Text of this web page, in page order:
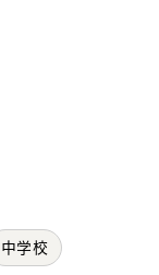
中学校